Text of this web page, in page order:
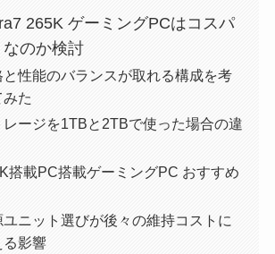
265K ゲーミングPCはコスパ
のか検討
と性能のバランスが取れる構成を考
みた
レージを1TBと2TBで使った場合の違
搭載PC搭載ゲーミングPC おすすめ
ユニット選びが後々の維持コストに
る影響